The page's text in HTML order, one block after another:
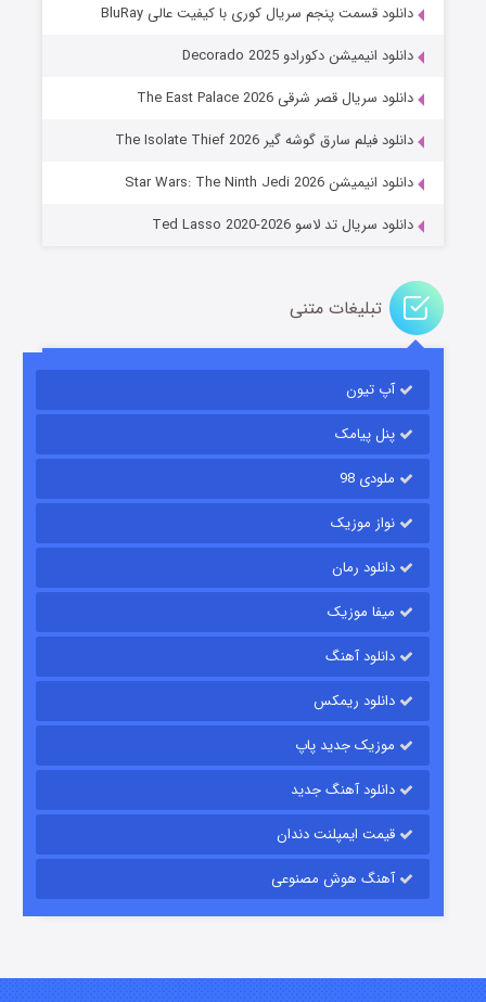
خاندان اژدها فصل ۳
قسمت۶ (زیرنویس) منتشر شد
قسمت
قسمت۱۵ (دوبله) منتشر شد
دانلود قسمت پنجم سریال کوری با کیفیت عالی BluRay
دانلود انیمیشن دکورادو Decorado 2025
دانلود سریال قصر شرقی The East Palace 2026
دانلود فیلم سارق گوشه گیر The Isolate Thief 2026
دانلود انیمیشن Star Wars: The Ninth Jedi 2026
دانلود سریال تد لاسو Ted Lasso 2020-2026
تبلیغات متنی
آپ تیون
پنل پیامک
ملودی 98
نواز موزیک
دانلود رمان
میفا موزیک
دانلود آهنگ
دانلود ریمکس
موزیک جدید پاپ
دانلود آهنگ جدید
قیمت ایمپلنت دندان
آهنگ هوش مصنوعی